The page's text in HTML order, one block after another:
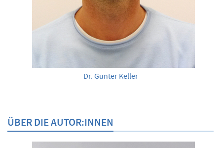
Dr. Gunter Keller
ÜBER DIE AUTOR:INNEN